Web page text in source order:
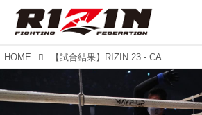
HOME 【試合結果】RIZIN.23 - CALLING OVER - 第4試合／伊藤盛一郎 vs. 神龍誠